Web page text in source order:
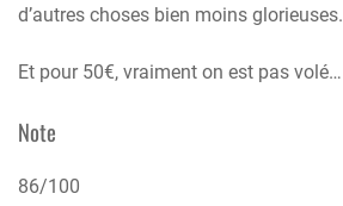
d’autres choses bien moins glorieuses.
Et pour 50€, vraiment on est pas volé…
Note
86/100